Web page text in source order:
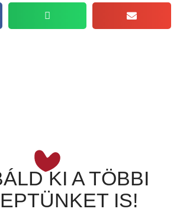
KI A TÖBBI
IS!